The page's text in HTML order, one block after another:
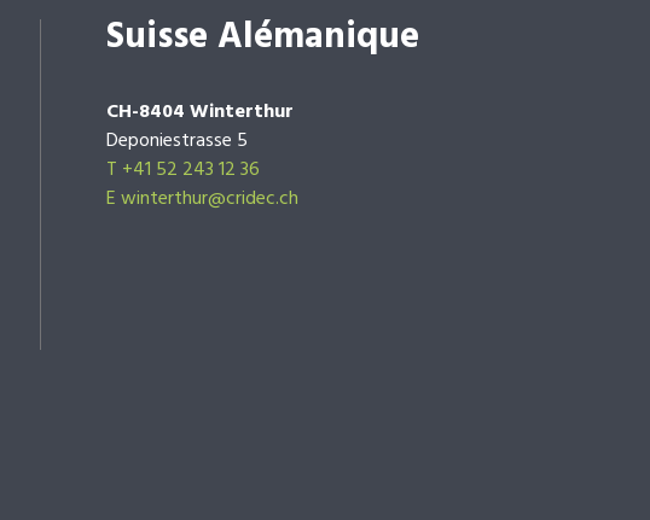
Suisse Alémanique
CH-8404 Winterthur
Deponiestrasse 5
T +41 52 243 12 36
E winterthur@cridec.ch